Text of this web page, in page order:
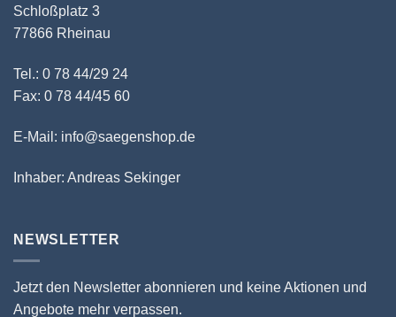
Schloßplatz 3
77866 Rheinau
Tel.: 0 78 44/29 24
Fax: 0 78 44/45 60
E-Mail: info@saegenshop.de
Inhaber: Andreas Sekinger
NEWSLETTER
Jetzt den Newsletter abonnieren und keine Aktionen und
Angebote mehr verpassen.